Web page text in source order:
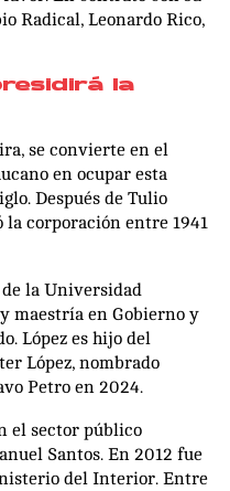
Radical, Leonardo Rico,
la
se convierte en el
en ocupar esta
Después de Tulio
corporación entre 1941
la Universidad
maestría en Gobierno y
López es hijo del
López, nombrado
Petro en 2024.
el sector público
Santos. En 2012 fue
del Interior. Entre